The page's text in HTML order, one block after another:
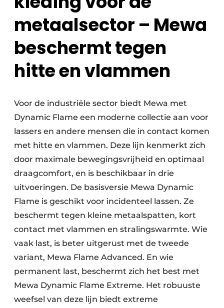
metaalsector – Mewa
beschermt tegen
hitte en vlammen
Voor de industriële sector biedt Mewa met
Dynamic Flame een moderne collectie aan voor
lassers en andere mensen die in contact komen
met hitte en vlammen. Deze lijn kenmerkt zich
door maximale bewegingsvrijheid en optimaal
draagcomfort, en is beschikbaar in drie
uitvoeringen. De basisversie Mewa Dynamic
Flame is geschikt voor incidenteel lassen. Ze
beschermt tegen kleine metaalspatten, kort
contact met vlammen en stralingswarmte. Wie
vaak last, is beter uitgerust met de tweede
variant, Mewa Flame Advanced. En wie
permanent last, beschermt zich het best met
Mewa Dynamic Flame Extreme. Het robuuste
weefsel van deze lijn biedt extreme